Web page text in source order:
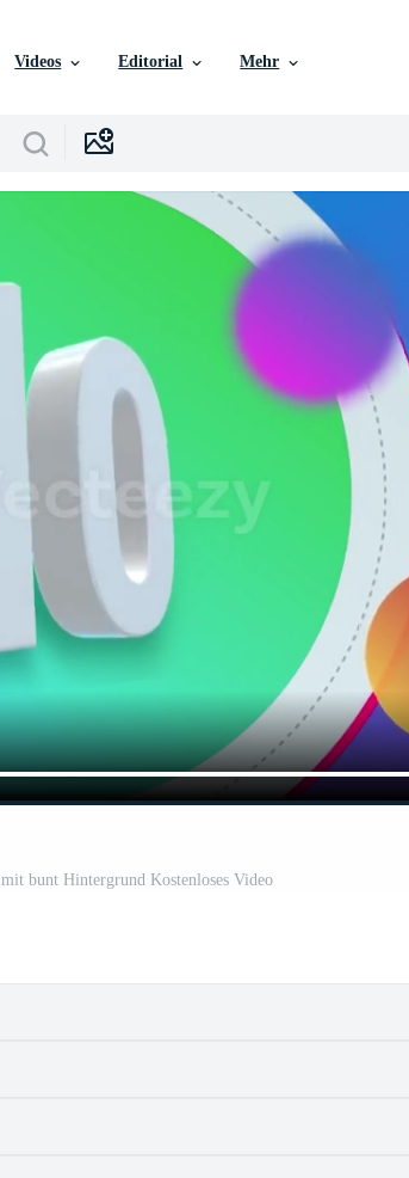
Videos Editorial Mehr
bunt Hintergrund Kostenloses Video